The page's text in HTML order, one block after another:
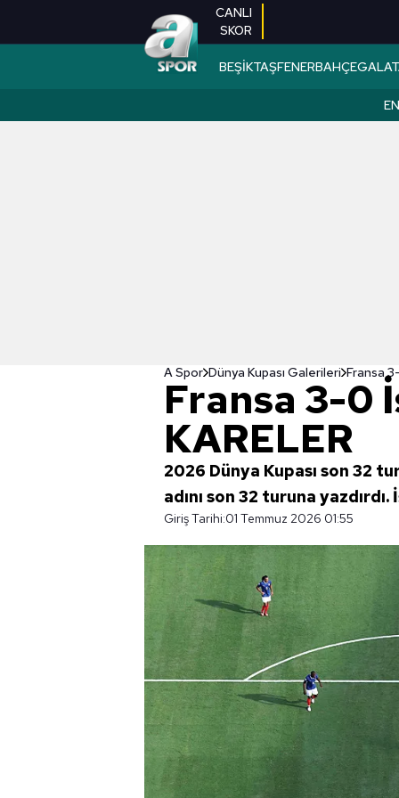
CANLI
SKOR
BEŞİKTAŞFENERBAHÇE
A Spor Dünya Kupası Galerileri Fransa
Fransa 3-0
KARELER
2026 Dünya Kupası son 32
adını son 32 turuna
Giriş Tarihi:01 Temmuz 2026 01:55